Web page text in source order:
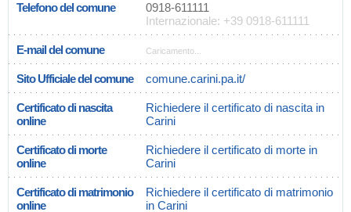
Telefono del comune
0918-611111
Internazionale: +39 0918-611111
E-mail del comune Caricamento...
Sito Ufficiale del comune comune.carini.pa.it/
Certificato di nascita
online
Richiedere il certificato di nascita in
Carini
Certificato di morte
online
Richiedere il certificato di morte in
Carini
Certificato di matrimonio
online
Richiedere il certificato di matrimonio
in Carini